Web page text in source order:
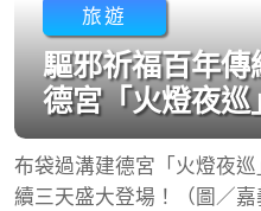
旅遊
驅邪祈福百年
德宮「火燈夜
布袋過溝建德宮「火燈夜
續三天盛大登場！（圖／